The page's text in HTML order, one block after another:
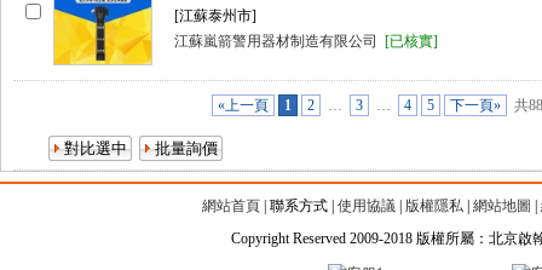
[江蘇泰州市]
江蘇嵐箭警用器材制造有限公司
[已核實]
«上一頁 1 2 … 3 … 4 5 下一頁» 共
網站首頁| 聯系方式| 使用協議| 版權隱私| 網站地圖
Copyright Reserved 2009-2018 版權所屬：北京